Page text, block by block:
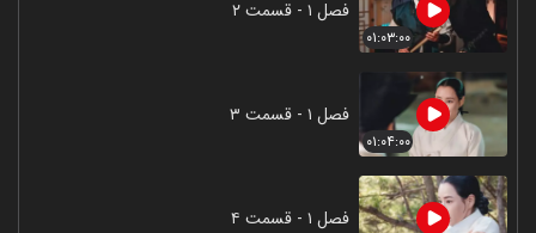
۰۱:۰۳:۰۰
فصل ۱ - قسمت ۲
۰۱:۰۴:۰۰
فصل ۱ - قسمت ۳
فصل ۱ - قسمت ۴